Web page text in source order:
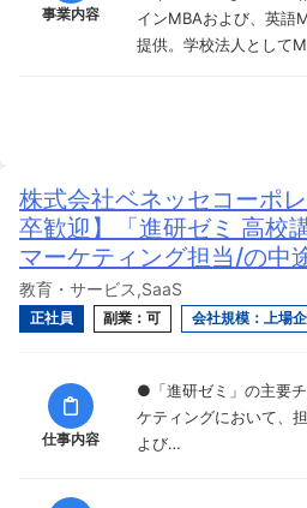
事業内容
インMBAおよび、英語
提供。学校法人として
株式会社ベネッセコーポ
卒歓迎】「進研ゼミ 高校
マーケティング担当/の中
教育・サービス,SaaS
正社員 副業：可 会社規模：上場
仕事内容
●「進研ゼミ」の主要
ケティングにおいて、
よび…